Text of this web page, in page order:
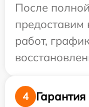
После
предоставим
работ,
4
Гарантия